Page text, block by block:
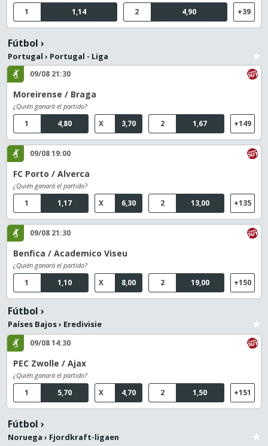
1,14
1 4,90
2 +39
Fútbol ›
Portugal › Portugal - Liga
09/08 21:30
Moreirense / Braga
¿Quién ganará el partido?
4,80
1 3,70
X 1,67
2 +149
09/08 19:00
FC Porto / Alverca
¿Quién ganará el partido?
1,17
1 6,30
X 13,00
2 +135
09/08 21:30
Benfica / Academico Viseu
¿Quién ganará el partido?
1,10
1 8,00
X 19,00
2 +150
Fútbol ›
Países Bajos› Eredivisie
09/08 14:30
PEC Zwolle / Ajax
¿Quién ganará el partido?
5,70
1 4,70
X 1,50
2 +151
Fútbol ›
Noruega › Fjordkraft-ligaen